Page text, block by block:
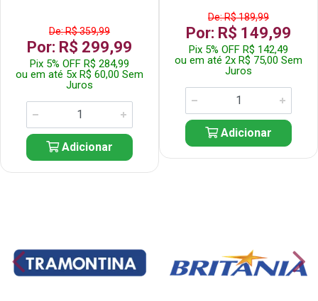
De: R$ 359,99
Por: R$ 299,99
Pix 5% OFF R$ 284,99
ou em até 5x R$ 60,00 Sem
Juros
Adicionar
De: R$ 189,99
Por: R$ 149,99
Pix 5% OFF R$ 142,49
ou em até 2x R$ 75,00 Sem
Juros
Adicionar